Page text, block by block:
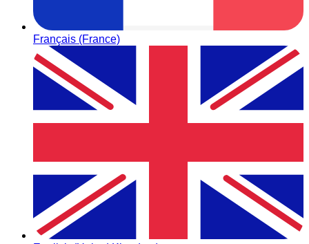
Français (France)